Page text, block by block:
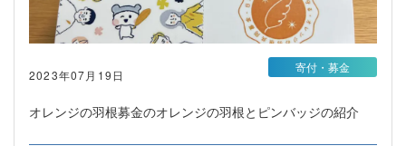
2023年07月19日
オレンジの羽根募金のオレンジの羽根とピンバッジの紹介
寄付・募金